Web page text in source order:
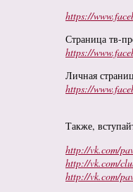
https://
Страница тв-
https://
Личная
https://
Также,
http://vk.com/
http://vk.com/
http://vk.com/